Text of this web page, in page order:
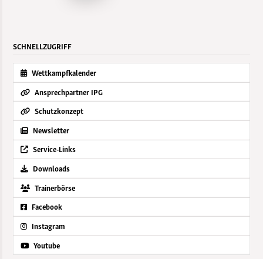
SCHNELLZUGRIFF
Wettkampfkalender
Ansprechpartner IPG
Schutzkonzept
Newsletter
Service-Links
Downloads
Trainerbörse
Facebook
Instagram
Youtube